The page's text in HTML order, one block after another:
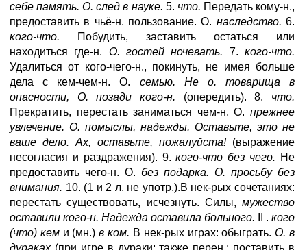
себе память. О. след в науке. 5. что. Передать кому-н.,
предоставить в чьё-н. пользование. О. наследство. 6.
кого-что. Побудить, заставить остаться или
находиться где-н. О. гостей ночевать. 7.кого-что.
Удалиться от кого-чего-н., покинуть, не имея больше
дела с кем-чем-н. О. семью. Не о. товарища в
опасности, О. позади кого-н. (опередить). 8. что.
Прекратить, перестать заниматься чем-н. О. прежнее
увлечение. О. помыслы, надежды. Оставьте, это не
ваше дело. Ах, оставьте, пожалуйста!(выражение
несогласия и раздражения). 9.кого-что без чего. Не
предоставить чего-н. О. без подарка. О. просьбу без
внимания. 10. (1 и 2 л. не употр.).В нек-рых сочетаниях:
перестать существовать, исчезнуть. Силы, мужество
оставили кого-н. Надежда оставила больного. II . кого
(что) кеми (мн.)в ком. В нек-рых играх: обыграть.О. в
дураках(при игре в дураки; также перен.: поставить в